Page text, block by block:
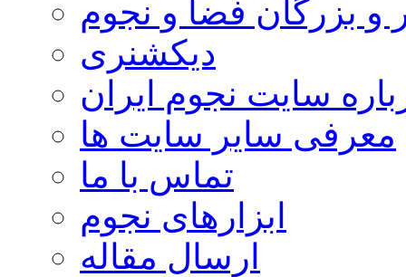
و بزرگان فضا و نجوم
دیکشنری
سایت نجوم ایران
معرفی سایر سایت ها
تماس با ما
ابزارهای نجوم
ارسال مقاله